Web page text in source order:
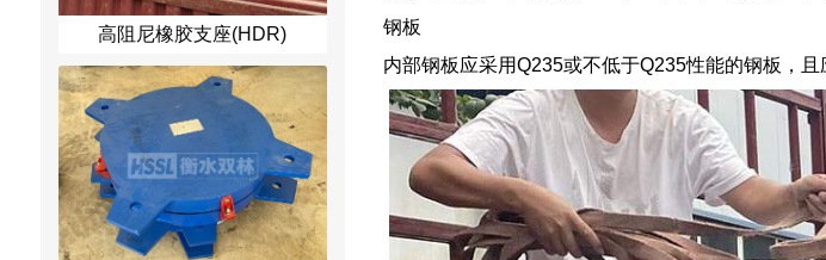
高阻尼橡胶支座(HDR)
钢板
内部钢板应采用Q235或不低于Q235性能的钢板，